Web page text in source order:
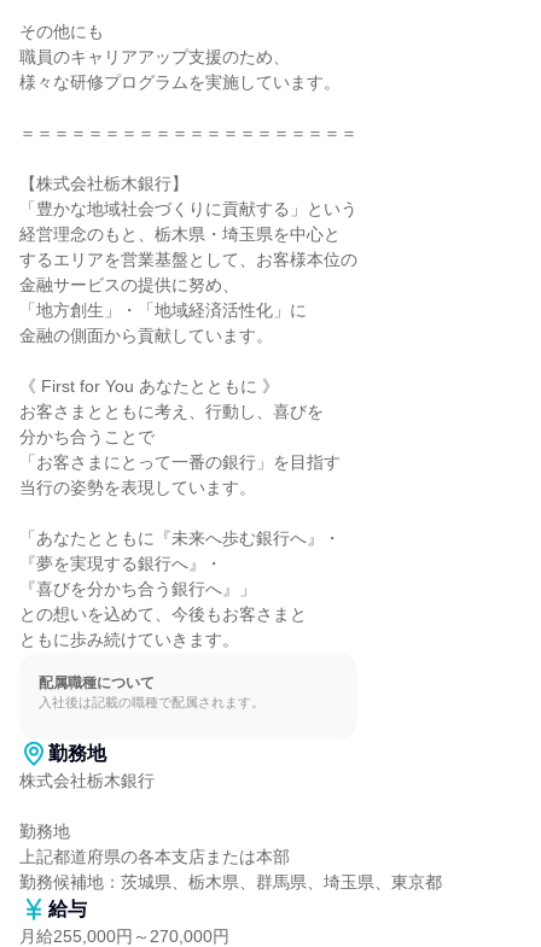
その他にも
職員のキャリアアップ支援のため、
様々な研修プログラムを実施しています。
＝＝＝＝＝＝＝＝＝＝＝＝＝＝＝＝＝＝＝＝
【株式会社栃木銀行】
「豊かな地域社会づくりに貢献する」という
経営理念のもと、栃木県・埼玉県を中心と
するエリアを営業基盤として、お客様本位の
金融サービスの提供に努め、
「地方創生」・「地域経済活性化」に
金融の側面から貢献しています。
《 First for You あなたとともに 》
お客さまとともに考え、行動し、喜びを
分かち合うことで
「お客さまにとって一番の銀行」を目指す
当行の姿勢を表現しています。
「あなたとともに『未来へ歩む銀行へ』・
『夢を実現する銀行へ』・
『喜びを分かち合う銀行へ』」
との想いを込めて、今後もお客さまと
ともに歩み続けていきます。
配属職種について
入社後は記載の職種で配属されます。
勤務地
株式会社栃木銀行
勤務地
上記都道府県の各本支店または本部
勤務候補地：茨城県、栃木県、群馬県、埼玉県、東京都
給与
月給255,000円～270,000円